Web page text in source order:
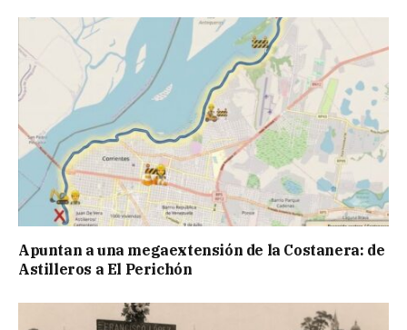
Apuntan a una megaextensión de la Costanera: de
Astilleros a El Perichón